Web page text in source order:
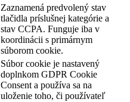
Zaznamená predvolený stav
tlačidla príslušnej kategórie a
stav CCPA. Funguje iba v
koordinácii s primárnym
súborom cookie.
Súbor cookie je nastavený
doplnkom GDPR Cookie
Consent a používa sa na
uloženie toho, či používateľ